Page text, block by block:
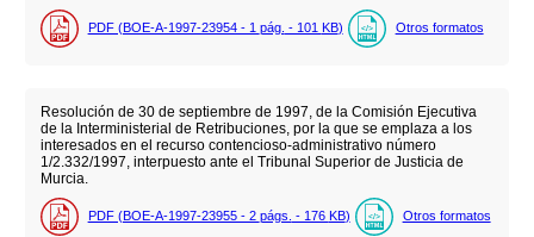
PDF (BOE-A-1997-23954 - 1 pág. - 101 KB) Otros formatos
Resolución de 30 de septiembre de 1997, de la Comisión Ejecutiva
de la Interministerial de Retribuciones, por la que se emplaza a los
interesados en el recurso contencioso-administrativo número
1/2.332/1997, interpuesto ante el Tribunal Superior de Justicia de
Murcia.
PDF (BOE-A-1997-23955 - 2 págs. - 176 KB) Otros formatos